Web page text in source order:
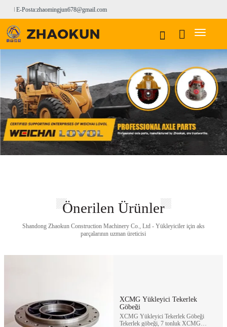
E-Posta:zhaomingjun678@gmail.com
Önerilen Ürünler
Shandong Zhaokun Construction Machinery Co., Ltd - Yükleyiciler için aks
parçalarının uzman üreticisi
XCMG Yükleyici Tekerlek
Göbeği
XCMG Yükleyici Tekerlek Göbeği
Tekerlek göbeği, 7 tonluk XCMG